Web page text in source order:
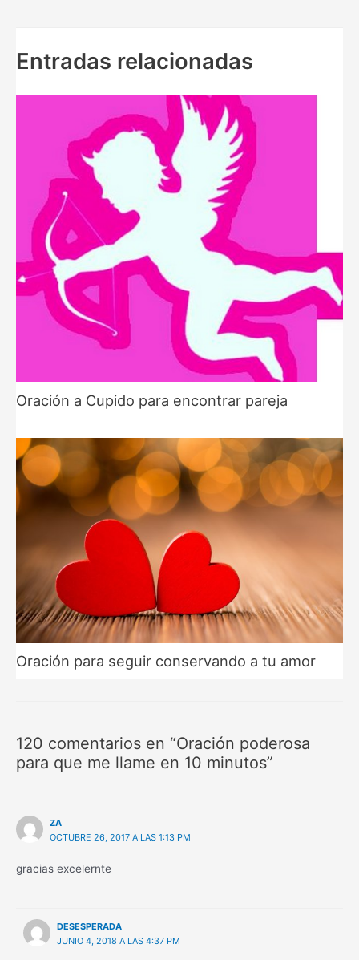
Entradas relacionadas
Oración a Cupido para encontrar pareja
Oración para seguir conservando a tu amor
120 comentarios en “Oración poderosa
para que me llame en 10 minutos”
ZA
OCTUBRE 26, 2017 A LAS 1:13 PM
gracias excelernte
DESESPERADA
JUNIO 4, 2018 A LAS 4:37 PM